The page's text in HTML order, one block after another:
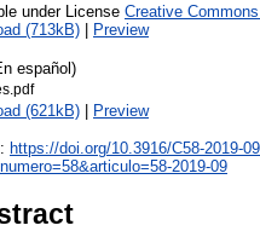
under License Creative
(713kB) | Preview
español)
(621kB) | Preview
https://doi.org/10.3916/C58-2019-09
2019-09